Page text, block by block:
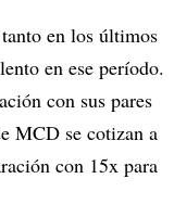
en los últimos
en ese período.
con sus pares
MCD se cotizan a
con 15x para